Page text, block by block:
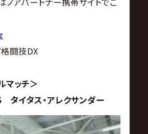
闘技DX
マッチ＞
タイタス・アレクサンダー